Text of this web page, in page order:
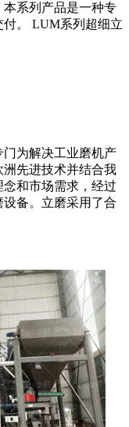
系列产品是一种专
。 LUM系列超细立
为解决工业磨机产
先进技术并结合我
和市场需求，经过
备。立磨采用了合